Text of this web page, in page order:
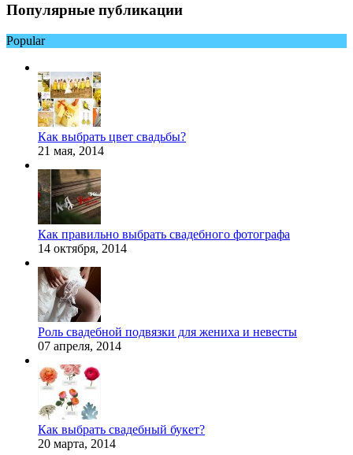
Популярные публикации
Popular
Как выбрать цвет свадьбы?
21 мая, 2014
Как правильно выбрать свадебного фотографа
14 октября, 2014
Роль свадебной подвязки для жениха и невесты
07 апреля, 2014
Как выбрать свадебный букет?
20 марта, 2014